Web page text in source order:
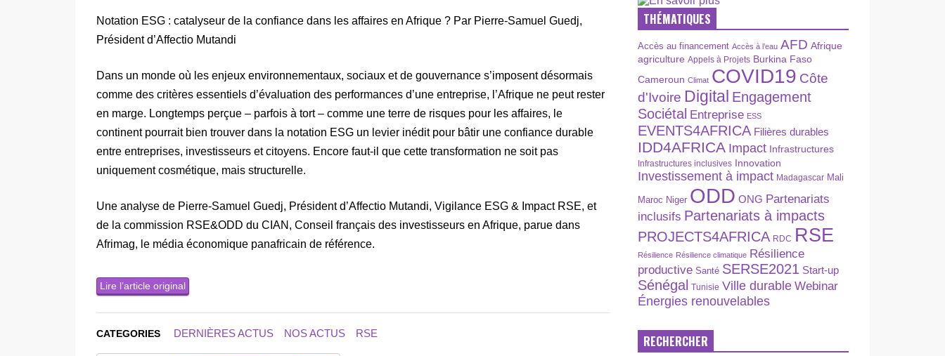
Notation ESG : catalyseur de la confiance dans les affaires en Afrique ? Par Pierre-Samuel Guedj,
Président d’Affectio Mutandi
Dans un monde où les enjeux environnementaux, sociaux et de gouvernance s’imposent désormais
comme des critères essentiels d’évaluation des performances d’une entreprise, l’Afrique ne peut rester
en marge. Longtemps perçue – parfois à tort – comme une terre de risques pour les affaires, le
continent pourrait bien trouver dans la notation ESG un levier inédit pour bâtir une confiance durable
entre entreprises, investisseurs et citoyens. Encore faut-il que cette transformation ne soit pas
uniquement cosmétique, mais structurelle.
Une analyse de Pierre-Samuel Guedj, Président d’Affectio Mutandi, Vigilance ESG & Impact RSE, et
de la commission RSE&ODD du CIAN, Conseil français des investisseurs en Afrique, parue dans
Afrimag, le média économique panafricain de référence.
Lire l’article original
CATEGORIES DERNIÈRES ACTUS NOS ACTUS RSE
THÉMATIQUES
Accès au financement Accès à l’eau AFD Afrique
agriculture Appels à Projets Burkina Faso
Cameroun Climat COVID19 Côte
d'Ivoire Digital Engagement
Sociétal Entreprise ESS
EVENTS4AFRICA Filières durables
IDD4AFRICA Impact Infrastructures
Infrastructures inclusives Innovation
Investissement à impact Madagascar Mali
Maroc Niger ODD ONG Partenariats
inclusifs Partenariats à impacts
PROJECTS4AFRICA RDC RSE
Résilience Résilience climatique Résilience
productive Santé SERSE2021 Start-up
Sénégal Tunisie Ville durable Webinar
Énergies renouvelables
RECHERCHER